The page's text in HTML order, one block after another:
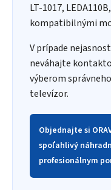
LT-1017,
kompatibilnými
V prípade
neváhajte
výberom
televízor.
Objednajte si
spoľahlivý
profesionálnym